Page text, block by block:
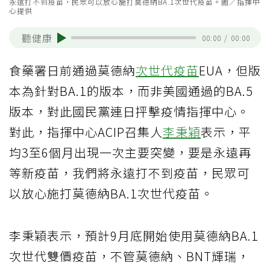
心提供
聽健康 00:00 / 00:00
食藥署日前通過莫德納次世代疫苗EUA，但版
本為針對BA.1的版本，而非美國通過的BA.5
版本，對此國民黨連日抨擊疫情指揮中心。
對此，指揮中心ACIP召集人李秉穎表示，平
均3至6個月出現一次主要突變，要是永遠再
等新疫苗，我們將永遠打不到疫苗，民眾可
以放心施打莫德納BA.1次世代疫苗。
李秉穎表示，預計9月底開始使用莫德納BA.1
次世代雙價疫苗，不管莫德納、BNT輝瑞，